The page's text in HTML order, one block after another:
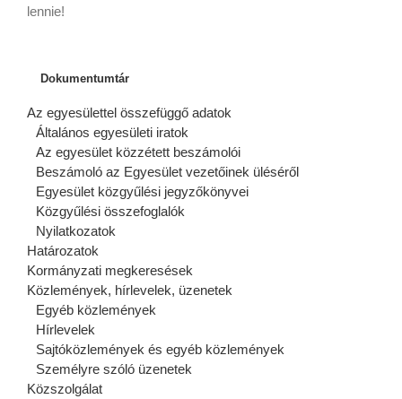
lennie!
Dokumentumtár
Az egyesülettel összefüggő adatok
Általános egyesületi iratok
Az egyesület közzétett beszámolói
Beszámoló az Egyesület vezetőinek üléséről
Egyesület közgyűlési jegyzőkönyvei
Közgyűlési összefoglalók
Nyilatkozatok
Határozatok
Kormányzati megkeresések
Közlemények, hírlevelek, üzenetek
Egyéb közlemények
Hírlevelek
Sajtóközlemények és egyéb közlemények
Személyre szóló üzenetek
Közszolgálat